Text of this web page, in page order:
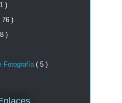
)
76 )
)
Fotografía ( 5 )